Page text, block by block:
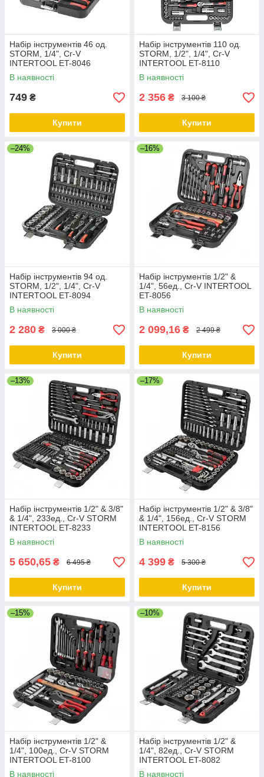
Набір інструментів 46 од.
STORM, 1/4", Сг-V
INTERTOOL ET-8046
В наявності
749 ₴
Купити
Набір інструментів 110 од.
STORM, 1/2", 1/4", Сг-V
INTERTOOL ET-8110
В наявності
2 356 ₴ 3 100 ₴
Купити
–24%
Набір інструментів 94 од.
STORM, 1/2", 1/4", Сг-V
INTERTOOL ET-8094
В наявності
2 280 ₴ 3 000 ₴
Купити
–16%
Набір інструментів 1/2" &
1/4", 56ед., Cr-V INTERTOOL
ET-8056
В наявності
2 099,16 ₴ 2 499 ₴
Купити
–13%
Набір інструментів 1/2" & 3/8"
& 1/4", 233ед., Cr-V STORM
INTERTOOL ET-8233
В наявності
5 650,65 ₴ 6 495 ₴
Купити
–17%
Набір інструментів 1/2" & 3/8"
& 1/4", 156ед., Cr-V STORM
INTERTOOL ET-8156
В наявності
4 399 ₴ 5 300 ₴
Купити
–15%
Набір інструментів 1/2" &
1/4", 100ед., Cr-V STORM
INTERTOOL ET-8100
В наявності
–10%
Набір інструментів 1/2" &
1/4", 82ед., Cr-V STORM
INTERTOOL ET-8082
В наявності